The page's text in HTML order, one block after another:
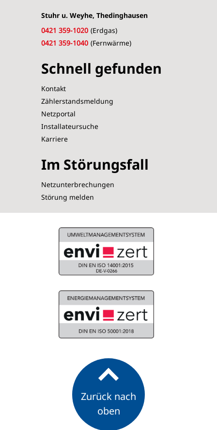
Stuhr u. Weyhe, Thedinghausen
0421 359-1020 (Erdgas)
0421 359-1040 (Fernwärme)
Schnell gefunden
Kontakt
Zählerstandsmeldung
Netzportal
Installateursuche
Karriere
Im Störungsfall
Netzunterbrechungen
Störung melden
Zurück nach
oben